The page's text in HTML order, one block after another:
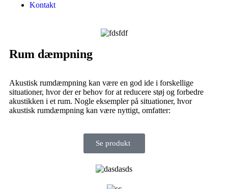
Kontakt
Rum dæmpning
Akustisk rumdæmpning kan være en god ide i forskellige
situationer, hvor der er behov for at reducere støj og forbedre
akustikken i et rum. Nogle eksempler på situationer, hvor
akustisk rumdæmpning kan være nyttigt, omfatter:
Se produkt